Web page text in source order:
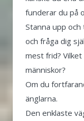
funderar du på
Stanna upp och
och fråga dig
mest frid?
människor?
Om du
änglarna.
Den enklaste